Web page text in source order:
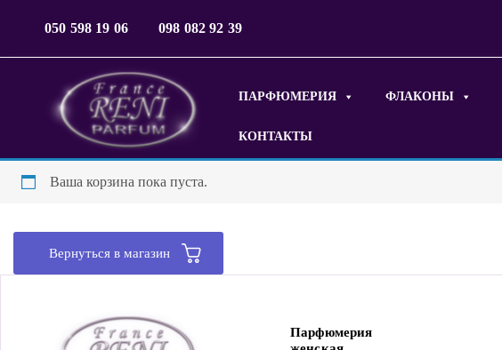
050 598 19 06 098 082 92 39
ПАРФЮМЕРИЯ ФЛАКОНЫ
КОНТАКТЫ
Ваша корзина пока пуста.
Вернуться в магазин
Парфюмерия